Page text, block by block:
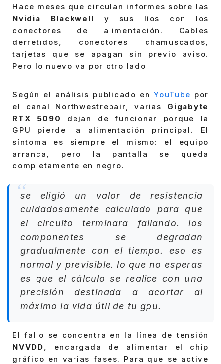
Hace meses que circulan informes sobre las
Nvidia Blackwell y sus líos con los
conectores de alimentación. Cables
derretidos, conectores chamuscados,
tarjetas que se apagan sin previo aviso.
Pero lo nuevo va por otro lado.
Según el análisis publicado enYouTube por
el canal Northwestrepair, varias Gigabyte
RTX 5090
dejan de funcionar porque la
GPU pierde la alimentación principal. El
síntoma es siempre el mismo: el equipo
arranca, pero la pantalla se queda
completamente en negro.
se eligió un valor de resistencia
cuidadosamente calculado para que
el circuito terminara fallando. los
componentes se degradan
gradualmente con el tiempo. eso es
normal y previsible. lo que no esperas
es que el cálculo se realice con una
precisión destinada a acortar al
máximo la vida útil de tu gpu.
El fallo se concentra en la línea de tensión
NVVDD , encargada de alimentar el chip
gráfico en varias fases. Para que se active